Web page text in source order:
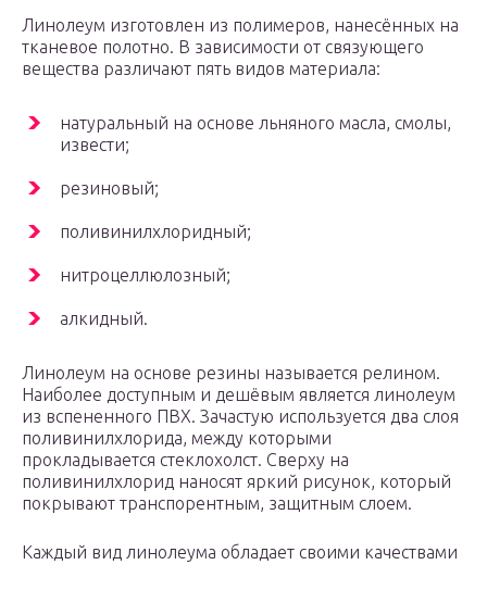
Линолеум изготовлен из полимеров, нанесённых на
тканевое полотно. В зависимости от связующего
вещества различают пять видов материала:
натуральный на основе льняного масла, смолы,
извести;
резиновый;
поливинилхлоридный;
нитроцеллюлозный;
алкидный.
Линолеум на основе резины называется релином.
Наиболее доступным и дешёвым является линолеум
из вспененного ПВХ. Зачастую используется два слоя
поливинилхлорида, между которыми
прокладывается стеклохолст. Сверху на
поливинилхлорид наносят яркий рисунок, который
покрывают транспорентным, защитным слоем.
Каждый вид линолеума обладает своими качествами